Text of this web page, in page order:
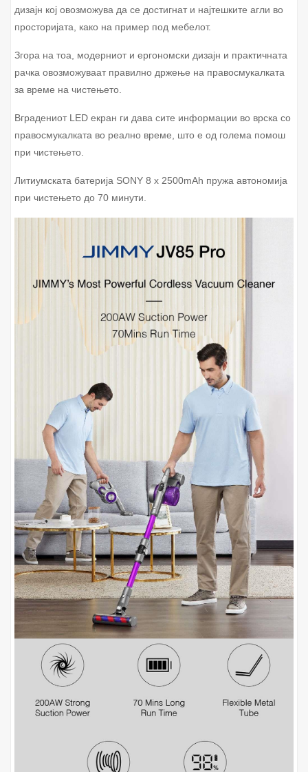
дизајн кој овозможува да се достигнат и најтешките агли во
просторијата, како на пример под мебелот.
Згора на тоа, модерниот и ергономски дизајн и практичната
рачка овозможуваат правилно држење на правосмукалката
за време на чистењето.
Вградениот LED екран ги дава сите информации во врска со
правосмукалката во реално време, што е од голема помош
при чистењето.
Литиумската батерија SONY 8 x 2500mAh пружа автономија
при чистењето до 70 минути.